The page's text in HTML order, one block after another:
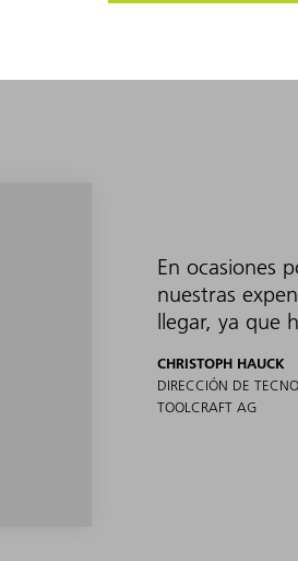
el útil, sino permitir también todo
de calidad y desgaste.
En ocasiones
nuestras
llegar, ya que
CHRISTOPH HAUCK
DIRECCIÓN DE
TOOLCRAFT AG